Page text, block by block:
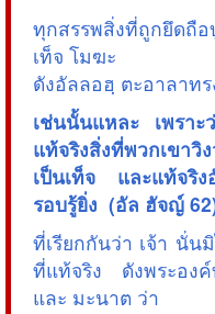
ทุกสรรพสิ่งที่ถูกยึดถื
เท็จ โมฆะ
ดังอัลลอฮฺ ตะอาลาทร
เช่นนั้นแหละ เพร
แท้จริงสิ่งที่พวกเขา
เป็นเท็จ และแท้จริ
รอบรู้ยิ่ง (อัล ฮัจ
ที่เรียกกันว่า เจ้า นั่น
ที่แท้จริง ดังพระอง
และ มะนาต ว่า